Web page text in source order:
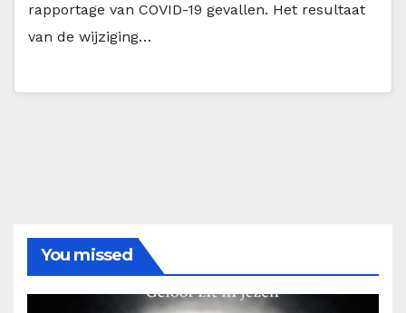
rapportage van COVID-19 gevallen. Het resultaat
van de wijziging…
You missed